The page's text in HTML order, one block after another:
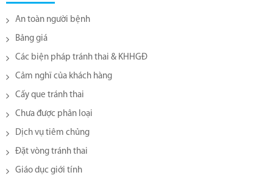
An toàn người bệnh
Bảng giá
Các biện pháp tránh thai & KHHGĐ
Cảm nghĩ của khách hàng
Cấy que tránh thai
Chưa được phân loại
Dịch vụ tiêm chủng
Đặt vòng tránh thai
Giáo dục giới tính